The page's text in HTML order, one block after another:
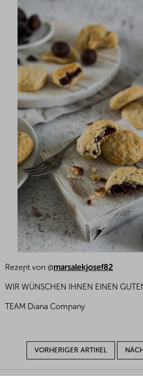
Rezept von @marsalekjosef82
WIR WÜNSCHEN IHNEN EINEN
TEAM Diana Company
VORHERIGER ARTIKEL